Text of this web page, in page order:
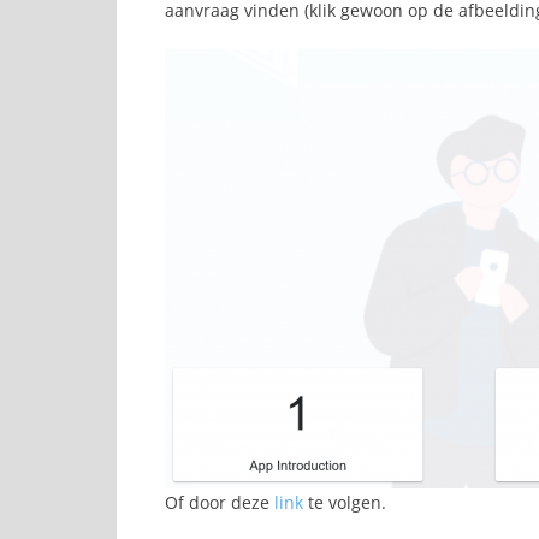
aanvraag vinden (klik gewoon op de
Of door deze link te volgen.